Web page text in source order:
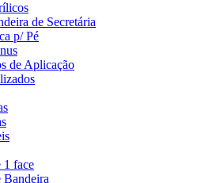
de Secretária
p/ Pé
de Aplicação
1 face
Bandeira